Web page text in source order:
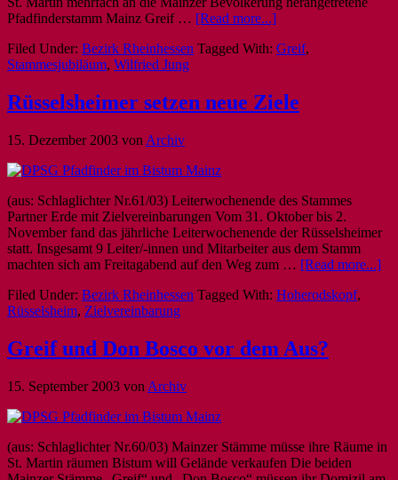
Pfadfinderstamm Mainz Greif … [Read more...]
Filed Under: Bezirk Rheinhessen Tagged With: Greif,
Stammesjubiläum, Wilfried Jung
Rüsselsheimer setzen neue Ziele
15. Dezember 2003 von Archiv
(aus: Schlaglichter Nr.61/03) Leiterwochenende des Stammes
Partner Erde mit Zielvereinbarungen Vom 31. Oktober bis 2.
November fand das jährliche Leiterwochenende der Rüsselsheimer
statt. Insgesamt 9 Leiter/-innen und Mitarbeiter aus dem Stamm
machten sich am Freitagabend auf den Weg zum … [Read more...]
Filed Under: Bezirk Rheinhessen Tagged With: Hoherodskopf,
Rüsselsheim, Zielvereinbarung
Greif und Don Bosco vor dem Aus?
15. September 2003 von Archiv
(aus: Schlaglichter Nr.60/03) Mainzer Stämme müsse ihre Räume in
St. Martin räumen Bistum will Gelände verkaufen Die beiden